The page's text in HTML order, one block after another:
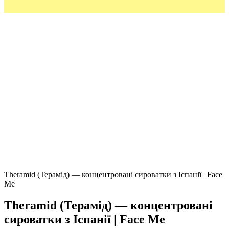
Theramid (Терамід) — концентровані сироватки з Іспанії | Face
Me
Theramid (Терамід) — концентровані
сироватки з Іспанії | Face Me